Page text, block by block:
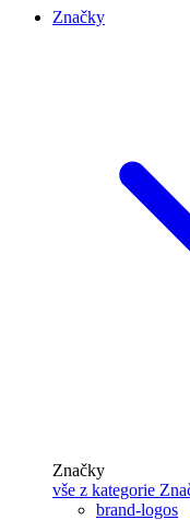
Značky
Značky
vše z kategorie
brand-logos